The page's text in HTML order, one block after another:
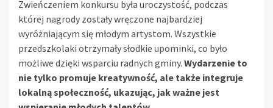
Zwieńczeniem konkursu była uroczystość, podczas
której nagrody zostały wręczone najbardziej
wyróżniającym się młodym artystom. Wszystkie
przedszkolaki otrzymały słodkie upominki, co było
możliwe dzięki wsparciu radnych gminy. Wydarzenie to
nie tylko promuje kreatywność, ale także integruje
lokalną społeczność, ukazując, jak ważne jest